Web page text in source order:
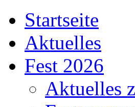
Startseite
Aktuelles
Fest 2026
Aktuelles